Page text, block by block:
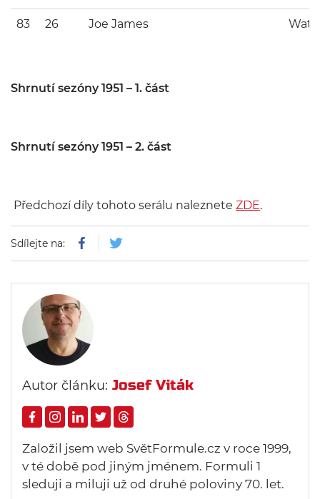
83 26 Joe James
Shrnutí sezóny 1951 – 1. část
Shrnutí sezóny 1951 – 2. část
Předchozí díly tohoto serálu naleznete ZDE.
Sdílejte na:
Autor článku: Josef Viták
Založil jsem web SvětFormule.cz v roce 1999,
v té době pod jiným jménem. Formuli 1
sleduji a miluji už od druhé poloviny 70. let.